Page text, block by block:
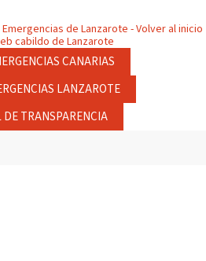
CANARIAS
LANZAROTE
DE TRANSPARENCIA